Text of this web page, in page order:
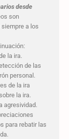
desde
son
a los
la ira.
de las
personal.
de la ira
la ira.
agresividad.
para rebatir las